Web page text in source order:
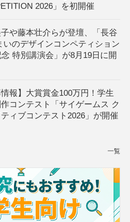
2026」を初開催
や藤本壮介らが登壇、「長谷
いのデザインコンペティション
特別講演会」が8月19日に開
情報】大賞賞金100万円！学生
コンテスト「サイゲームス ク
ティブコンテスト2026」が開催
一覧